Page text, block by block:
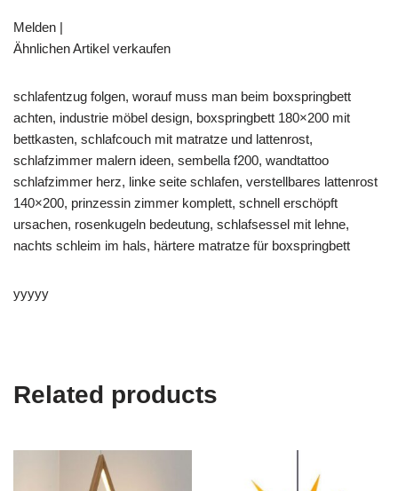
Melden |
Ähnlichen Artikel verkaufen
schlafentzug folgen, worauf muss man beim boxspringbett
achten, industrie möbel design, boxspringbett 180×200 mit
bettkasten, schlafcouch mit matratze und lattenrost,
schlafzimmer malern ideen, sembella f200, wandtattoo
schlafzimmer herz, linke seite schlafen, verstellbares lattenrost
140×200, prinzessin zimmer komplett, schnell erschöpft
ursachen, rosenkugeln bedeutung, schlafsessel mit lehne,
nachts schleim im hals, härtere matratze für boxspringbett
yyyyy
Related products